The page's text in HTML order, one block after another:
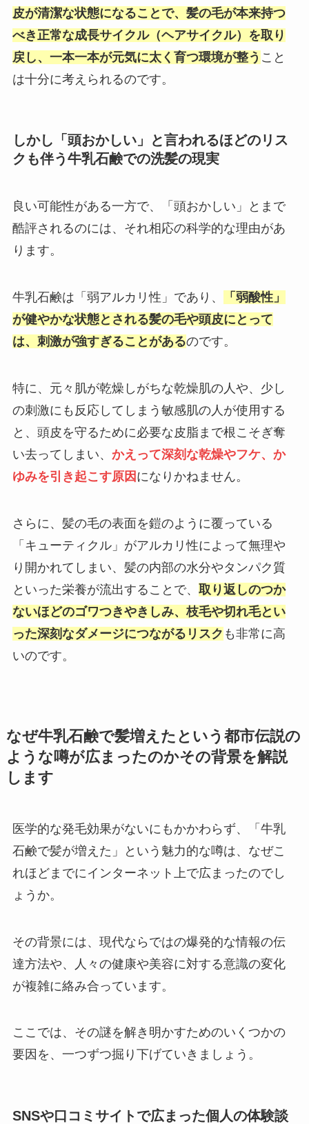
皮が清潔な状態になることで、髪の毛が本来持つ
べき正常な成長サイクル（ヘアサイクル）を取り
戻し、一本一本が元気に太く育つ環境が整う こと
は十分に考えられるのです。
しかし「頭おかしい」と言われるほどのリス
クも伴う牛乳石鹸での洗髪の現実
良い可能性がある一方で、「頭おかしい」とまで
酷評されるのには、それ相応の科学的な理由があ
ります。
牛乳石鹸は「弱アルカリ性」であり、
「弱酸性」
が健やかな状態とされる髪の毛や頭皮にとって
は、刺激が強すぎることがあるのです。
特に、元々肌が乾燥しがちな乾燥肌の人や、少し
の刺激にも反応してしまう敏感肌の人が使用する
と、頭皮を守るために必要な皮脂まで根こそぎ奪
い去ってしまい、 かえって深刻な乾燥やフケ、か
ゆみを引き起こす原因 になりかねません。
さらに、髪の毛の表面を鎧のように覆っている
「キューティクル」がアルカリ性によって無理や
り開かれてしまい、髪の内部の水分やタンパク質
といった栄養が流出することで、 取り返しのつか
ないほどのゴワつきやきしみ、枝毛や切れ毛とい
った深刻なダメージにつながるリスク も非常に高
いのです。
なぜ牛乳石鹸で髪増えたという都市伝説の
ような噂が広まったのかその背景を解説
します
医学的な発毛効果がないにもかかわらず、「牛乳
石鹸で髪が増えた」という魅力的な噂は、なぜこ
れほどまでにインターネット上で広まったのでし
ょうか。
その背景には、現代ならではの爆発的な情報の伝
達方法や、人々の健康や美容に対する意識の変化
が複雑に絡み合っています。
ここでは、その謎を解き明かすためのいくつかの
要因を、一つずつ掘り下げていきましょう。
SNSや口コミサイトで広まった個人の体験談